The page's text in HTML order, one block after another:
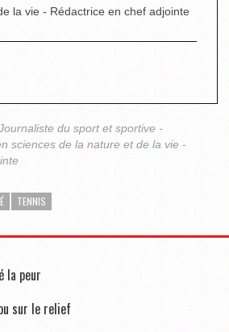
la vie - Rédactrice en chef adjointe
du sport et sportive -
sciences de la nature et de la vie -
TENNIS
la peur
sur le relief